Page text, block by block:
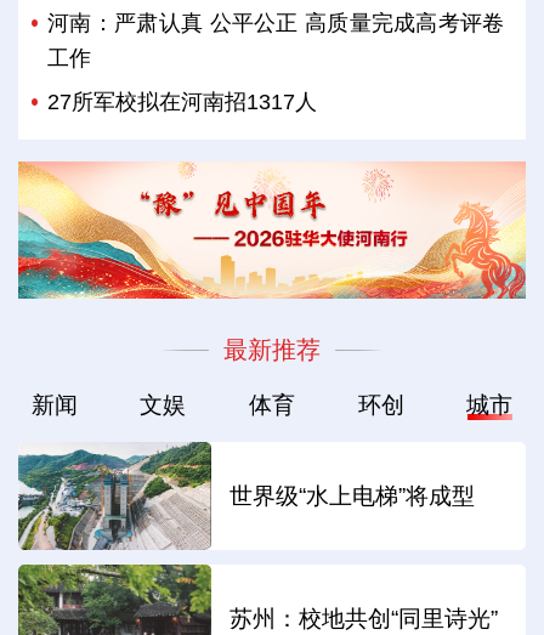
河南：严肃认真 公平公正 高质量完成高考评卷
工作
27所军校拟在河南招1317人
最新推荐
新闻 文娱 体育 环创 城市
世界级“水上电梯”将成型
苏州：校地共创“同里诗光”